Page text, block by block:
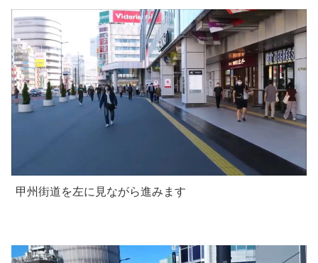
甲州街道を左に見ながら進みます